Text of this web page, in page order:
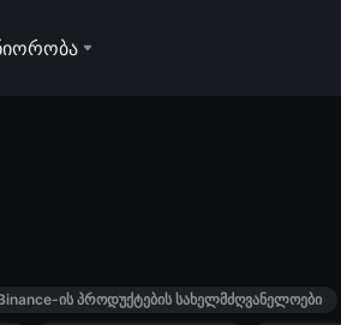
ის პროდუქტების სახელმძღვანელოები